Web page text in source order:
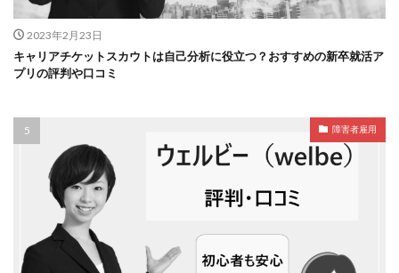
2023年2月23日
キャリアチケットスカウトは自己分析に役立つ？おすすめの新卒就活ア
プリの評判や口コミ
障害者雇用